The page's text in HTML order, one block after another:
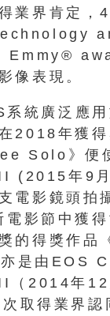
業界肯定，
像表現。
統廣泛應用
2018年獲得
Solo》便
(2015年9月
電影鏡頭拍
影節中獲
的得獎作品
是由EOS
2014年12
取得業界認